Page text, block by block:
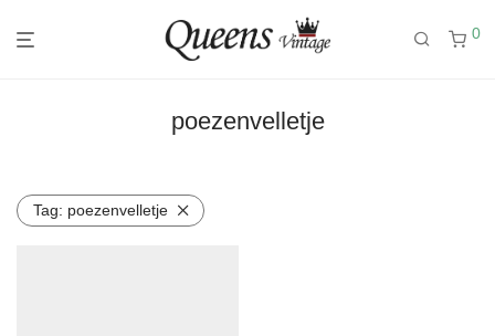
0
poezenvelletje
Tag: poezenvelletje